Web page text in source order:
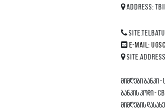
Address:
E-mail:
მიმღები ბანკი
ბანკის კოდი -
მიმღების